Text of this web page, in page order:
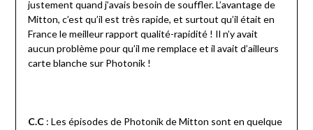
justement quand j’avais besoin de souffler. L’avantage de
Mitton, c’est qu’il est très rapide, et surtout qu’il était en
France le meilleur rapport qualité-rapidité ! Il n’y avait
aucun problème pour qu’il me remplace et il avait d’ailleurs
carte blanche sur Photonik !
C.C: Les épisodes de Photonik de Mitton sont en quelque